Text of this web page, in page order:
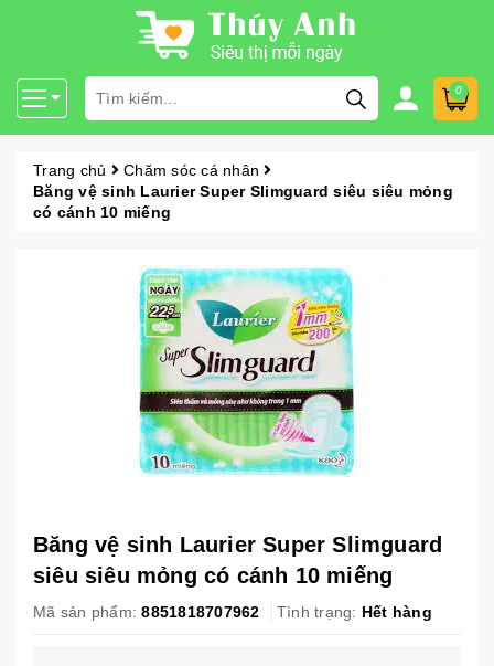
0
Trang chủ
Chăm sóc cá nhân
Băng vệ sinh Laurier Super Slimguard siêu siêu mỏng
có cánh 10 miếng
Băng vệ sinh Laurier Super Slimguard
siêu siêu mỏng có cánh 10 miếng
Mã sản phẩm: 8851818707962 Tình trạng: Hết hàng